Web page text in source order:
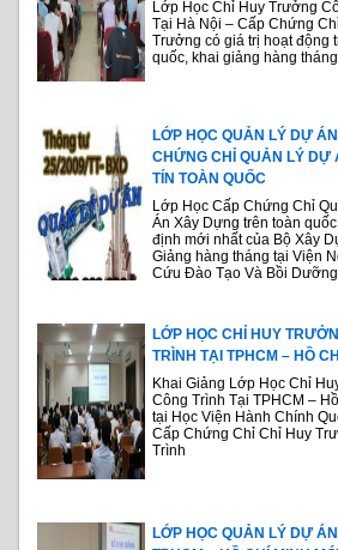
Lớp Học Chỉ Huy Trưởng
Tại Hà Nội – Cấp Chứng
Trưởng có giá trị hoạt động
quốc, khai giảng hàng tháng
LỚP HỌC QUẢN LÝ DỰ
CHỨNG CHỈ QUẢN LÝ DỰ
TÍN TOÀN QUỐC
Lớp Học Cấp Chứng Chỉ
Án Xây Dựng trên toàn
định mới nhất của Bộ Xây
Giảng hàng tháng tại Viện
Cứu Đào Tạo Và Bồi
LỚP HỌC CHỈ HUY
TRÌNH TẠI TPHCM – HỒ
Khai Giảng Lớp Học Chỉ
Công Trình Tại TPHCM –
tại Học Viện Hành Chính
Cấp Chứng Chỉ Chỉ Huy
Trình
LỚP HỌC QUẢN LÝ DỰ ÁN